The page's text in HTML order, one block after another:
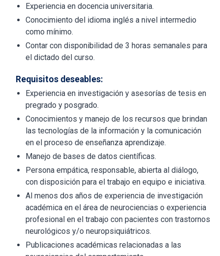
Experiencia en docencia universitaria.
Conocimiento del idioma inglés a nivel intermedio
como mínimo.
Contar con disponibilidad de 3 horas semanales para
el dictado del curso.
Requisitos deseables:
Experiencia en investigación y asesorías de tesis en
pregrado y posgrado.
Conocimientos y manejo de los recursos que brindan
las tecnologías de la información y la comunicación
en el proceso de enseñanza aprendizaje.
Manejo de bases de datos científicas.
Persona empática, responsable, abierta al diálogo,
con disposición para el trabajo en equipo e iniciativa.
Al menos dos años de experiencia de investigación
académica en el área de neurociencias o experiencia
profesional en el trabajo con pacientes con trastornos
neurológicos y/o neuropsiquiátricos.
Publicaciones académicas relacionadas a las